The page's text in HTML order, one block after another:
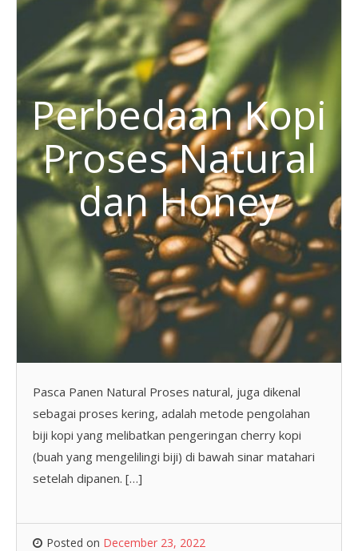
Perbedaan Kopi
Proses Natural
dan Honey
Pasca Panen Natural Proses natural, juga dikenal
sebagai proses kering, adalah metode pengolahan
biji kopi yang melibatkan pengeringan cherry kopi
(buah yang mengelilingi biji) di bawah sinar matahari
setelah dipanen. […]
Posted on December 23, 2022